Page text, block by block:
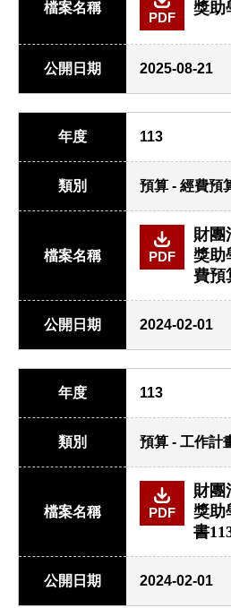
檔案名稱
PDF
獎助
公開日期 2025-08-21
年度 113
類別 預算 - 經費預
檔案名稱 PDF
財團
獎助
費預
公開日期 2024-02-01
年度 113
類別 預算 - 工作計
檔案名稱 PDF
財團
獎助
書
公開日期 2024-02-01